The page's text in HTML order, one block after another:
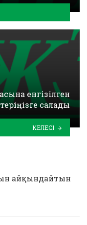
енгізілген
салады
КЕЛЕСІ
айқындайтын